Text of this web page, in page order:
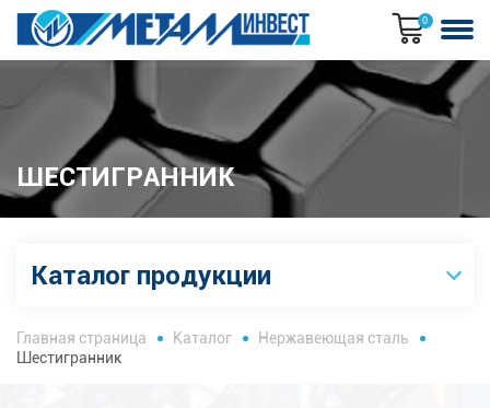
0
ШЕСТИГРАННИК
Каталог продукции
Главная страница Каталог
Нержавеющая сталь
Шестигранник